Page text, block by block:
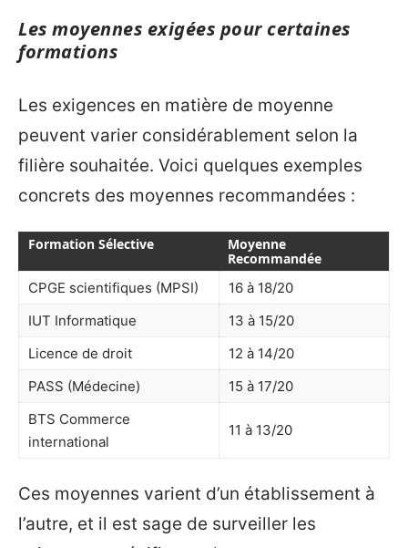
Les moyennes exigées pour certaines
formations
Les exigences en matière de moyenne
peuvent varier considérablement selon la
filière souhaitée. Voici quelques exemples
concrets des moyennes recommandées :
Formation Sélective
Moyenne
Recommandée
CPGE scientifiques (MPSI)
16 à 18/20
IUT Informatique
13 à 15/20
Licence de droit
12 à 14/20
PASS (Médecine)
15 à 17/20
BTS Commerce
international
11 à 13/20
Ces moyennes varient d’un établissement à
l’autre, et il est sage de surveiller les